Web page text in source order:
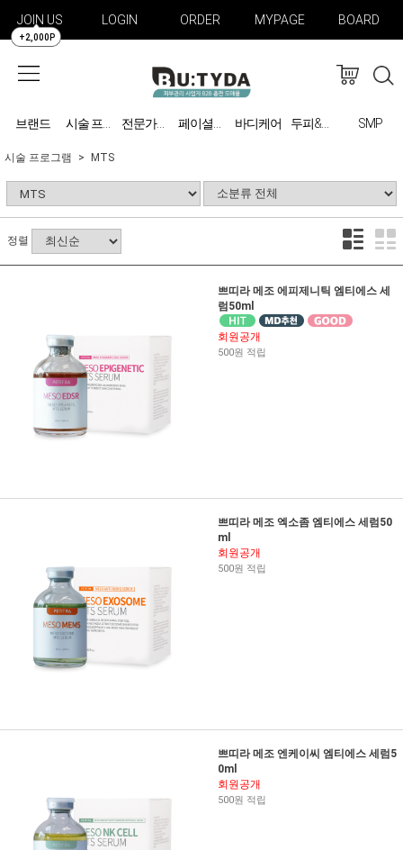
JOIN US
+2,000P
LOGIN ORDER MYPAGE BOARD
브랜드 시술 프로그램 전문가용 미용기기 페이셜케어 바디케어 두피&탈모 관리 SMP
시술 프로그램 MTS
정렬
쁘띠라 메조 에피제니틱 엠티에스 세
럼50ml
회원공개
500원 적립
쁘띠라 메조 엑소좀 엠티에스 세럼50
ml
회원공개
500원 적립
쁘띠라 메조 엔케이씨 엠티에스 세럼5
0ml
회원공개
500원 적립